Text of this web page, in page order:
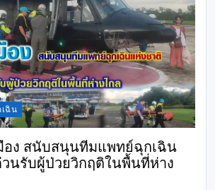
ฉิน
อง สนับสนุนทีมแพทย์ฉุกเฉิน
นรับผู้ป่วยวิกฤติในพื้นที่ห่าง